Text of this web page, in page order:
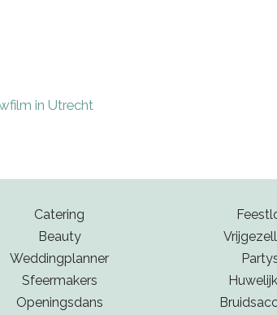
in Utrecht
Catering
Beauty
Weddingplanner
Sfeermakers
Openingsdans